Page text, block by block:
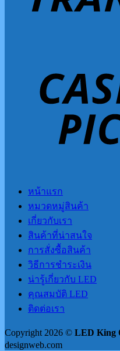
หน้าแรก
หมวดหมู่สินค้า
เกี่ยวกับเรา
สินค้าที่น่าสนใจ
การสั่งซื้อสินค้า
วิธีการชำระเงิน
น่ารู้เกี่ยวกับ LED
คุณสมบัติ LED
ติดต่อเรา
Copyright 2026 © LED King
designweb.com